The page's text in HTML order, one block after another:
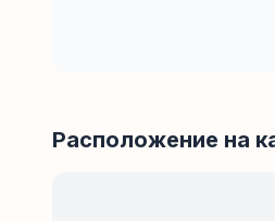
Расположение на